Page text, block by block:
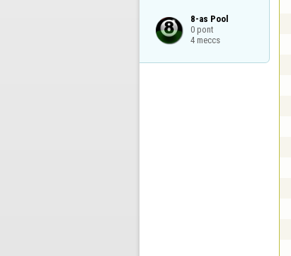
8-as Pool
0 pont
4 meccs